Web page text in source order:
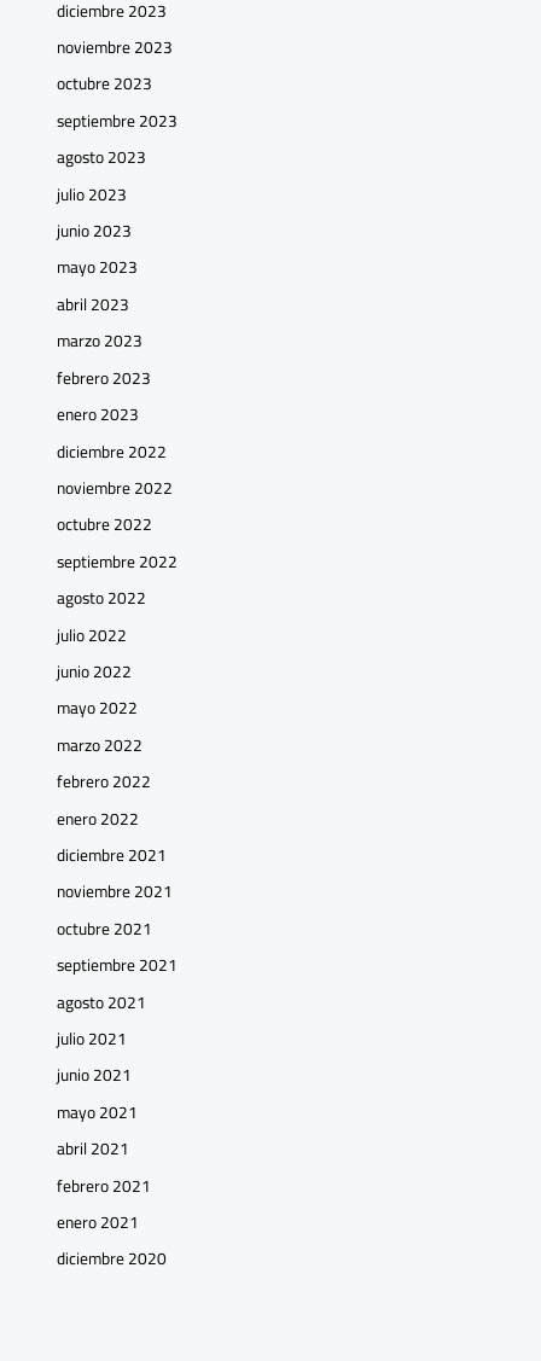
diciembre 2023
noviembre 2023
octubre 2023
septiembre 2023
agosto 2023
julio 2023
junio 2023
mayo 2023
abril 2023
marzo 2023
febrero 2023
enero 2023
diciembre 2022
noviembre 2022
octubre 2022
septiembre 2022
agosto 2022
julio 2022
junio 2022
mayo 2022
marzo 2022
febrero 2022
enero 2022
diciembre 2021
noviembre 2021
octubre 2021
septiembre 2021
agosto 2021
julio 2021
junio 2021
mayo 2021
abril 2021
febrero 2021
enero 2021
diciembre 2020